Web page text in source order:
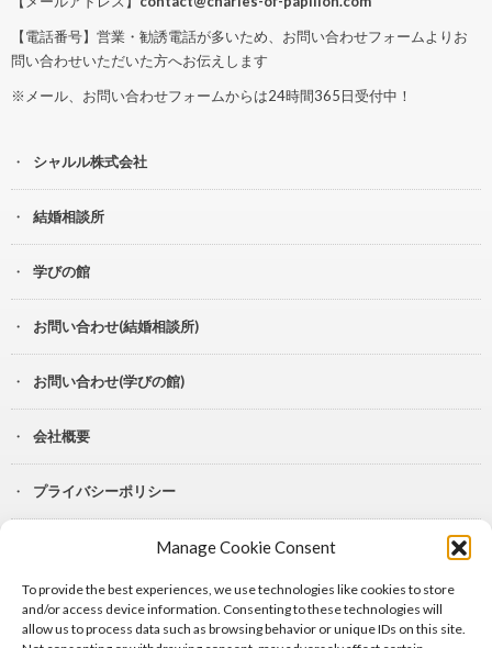
Manage Cookie Consent
To provide the best experiences, we use technologies like cookies to store
and/or access device information. Consenting to these technologies will
allow us to process data such as browsing behavior or unique IDs on this site.
【電話番号】営業・勧誘電話が多いため、お問い合わせフォームよりお
問い合わせいただいた方へお伝えします
※メール、お問い合わせフォームからは24時間365日受付中！
シャルル株式会社
結婚相談所
学びの館
お問い合わせ(結婚相談所)
お問い合わせ(学びの館)
会社概要
プライバシーポリシー
Lit.Link